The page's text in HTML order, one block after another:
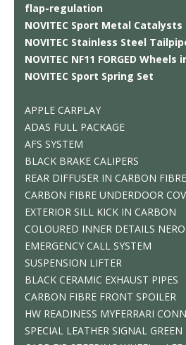
flap-regulation
NOVITEC Sport Metal Catalysts
NOVITEC Stainless Steel
NOVITEC NF11 FORGED
NOVITEC Sport Spring Set
APPLE CARPLAY
ADAS FULL PACKAGE
AFS SYSTEM
BLACK BRAKE CALIPERS
REAR DIFFUSER IN CARBON FIBRE
CARBON FIBRE UNDERDOOR
EXTERIOR SILL KICK IN CARBON
COLOURED INNER DETAILS
EMERGENCY CALL SYSTEM
SUSPENSION LIFTER
BLACK CERAMIC EXHAUST PIPES
CARBON FIBRE FRONT SPOILER
HW READINESS MYFERRARI
SPECIAL LEATHER SIGNAL GREEN